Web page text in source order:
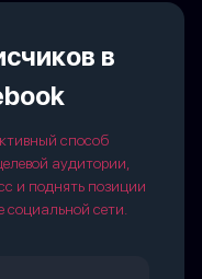
в
способ
аудитории,
и поднять позиции
социальной сети.